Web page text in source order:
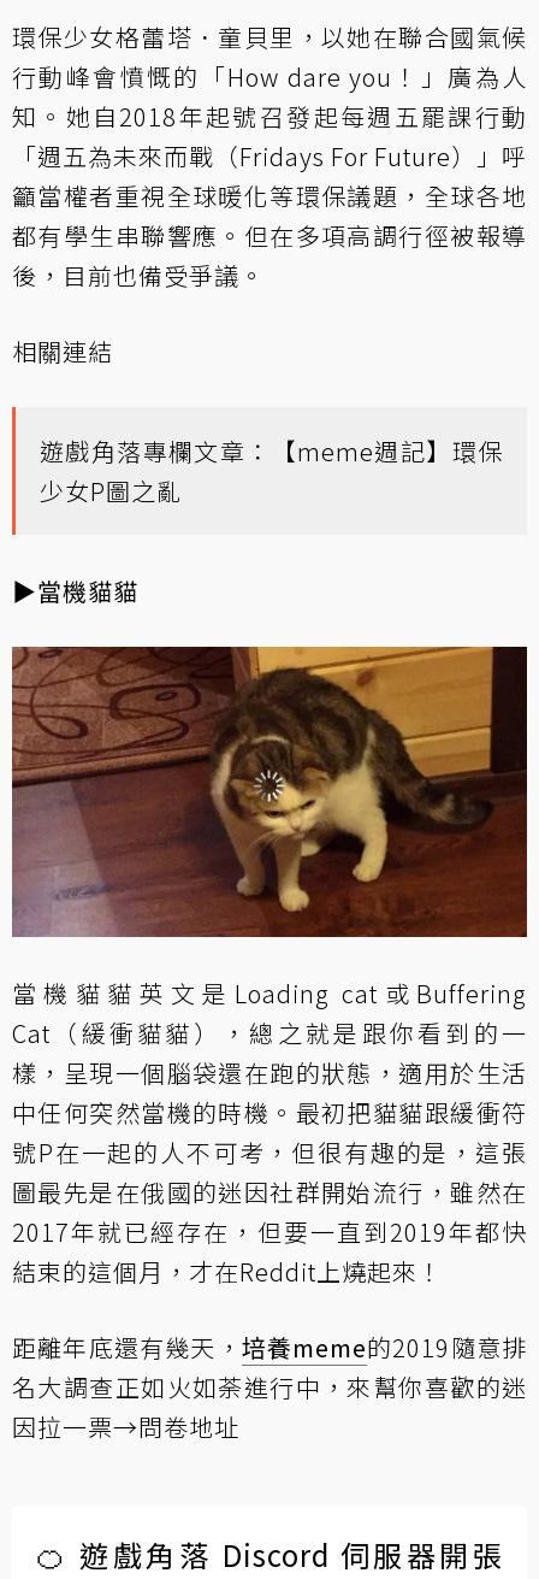
環保少女格蕾塔．童貝里，以她在聯合國氣候
行動峰會憤慨的「How dare you！」廣為人
知。她自2018年起號召發起每週五罷課行動
「週五為未來而戰（Fridays For Future）」呼
籲當權者重視全球暖化等環保議題，全球各地
都有學生串聯響應。但在多項高調行徑被報導
後，目前也備受爭議。
相關連結
遊戲角落專欄文章：
【meme週記】環保
少女P圖之亂
▶當機貓貓
當機貓貓英文是Loading cat或Buffering
Cat（緩衝貓貓），總之就是跟你看到的一
樣，呈現一個腦袋還在跑的狀態，適用於生活
中任何突然當機的時機。最初把貓貓跟緩衝符
號P在一起的人不可考，但很有趣的是，這張
圖最先是在俄國的迷因社群開始流行，雖然在
2017年就已經存在，但要一直到2019年都快
結束的這個月，才在Reddit上燒起來！
距離年底還有幾天， 培養meme的2019隨意排
名大調查正如火如荼進行中，來幫你喜歡的迷
因拉一票→問卷地址
🍊 遊戲角落 Discord 伺服器開張